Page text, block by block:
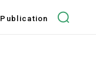
Publication